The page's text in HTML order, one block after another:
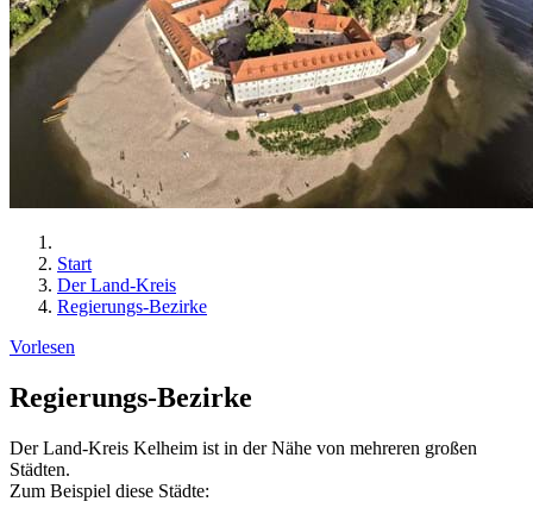
Start
Der Land-Kreis
Regierungs-Bezirke
Vorlesen
Regierungs-Bezirke
Der Land-Kreis Kelheim ist in der Nähe von mehreren großen
Städten.
Zum Beispiel diese Städte: